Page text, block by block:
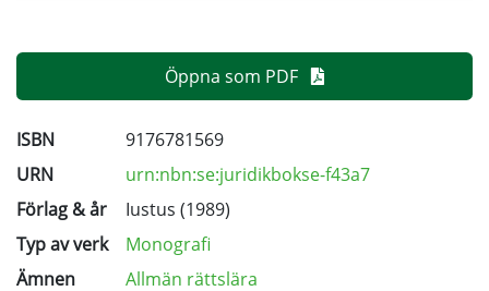
Öppna som PDF
ISBN
9176781569
URN
urn:nbn:se:juridikbokse-f43a7
Förlag & år
Iustus (1989)
Typ av verk
Monografi
Ämnen
Allmän rättslära